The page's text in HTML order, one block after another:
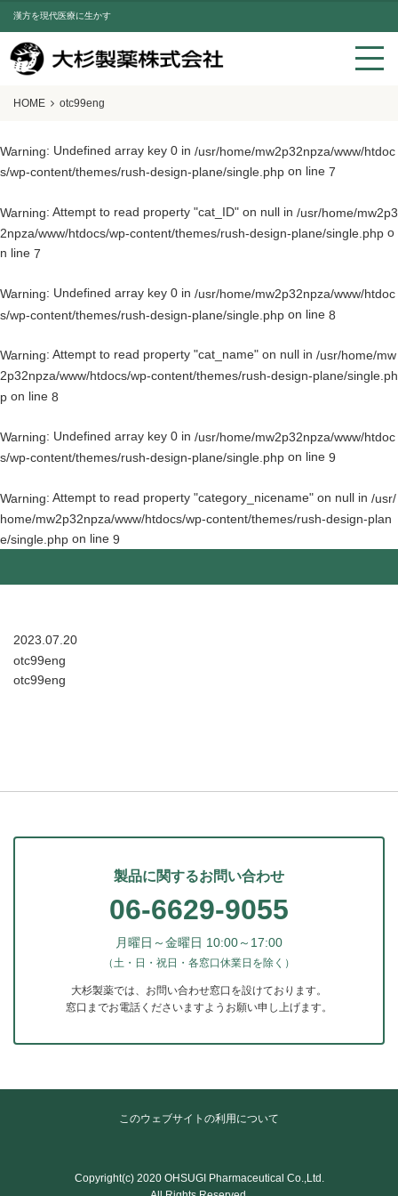
漢方を現代医療に生かす
HOME otc99eng
Warning: Undefined array key 0 in /usr/home/mw2p32npza/www/htdoc
s/wp-content/themes/rush-design-plane/single.php on line 7
Warning: Attempt to read property "cat_ID" on null in /usr/home/mw2p3
2npza/www/htdocs/wp-content/themes/rush-design-plane/single.php o
n line 7
Warning: Undefined array key 0 in /usr/home/mw2p32npza/www/htdoc
s/wp-content/themes/rush-design-plane/single.php on line 8
Warning: Attempt to read property "cat_name" on null in /usr/home/mw
2p32npza/www/htdocs/wp-content/themes/rush-design-plane/single.ph
p on line 8
Warning: Undefined array key 0 in /usr/home/mw2p32npza/www/htdoc
s/wp-content/themes/rush-design-plane/single.php on line 9
Warning: Attempt to read property "category_nicename" on null in /usr/
home/mw2p32npza/www/htdocs/wp-content/themes/rush-design-plan
e/single.php on line 9
2023.07.20
otc99eng
otc99eng
製品に関するお問い合わせ
06-6629-9055
月曜日～金曜日 10:00～17:00
（土・日・祝日・各窓口休業日を除く）
大杉製薬では、お問い合わせ窓口を設けております。
窓口までお電話くださいますようお願い申し上げます。
このウェブサイトの利用について
Copyright(c) 2020 OHSUGI Pharmaceutical Co.,Ltd.